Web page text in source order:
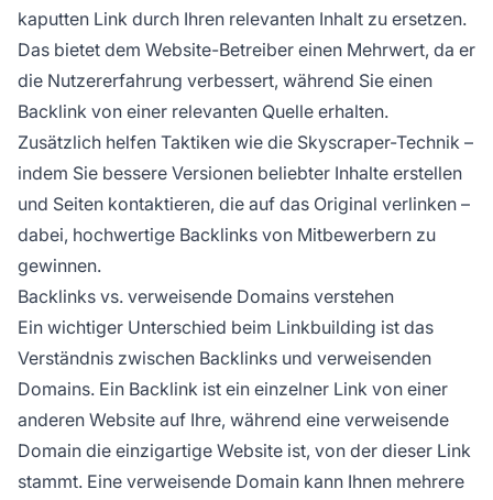
kaputten Link durch Ihren relevanten Inhalt zu ersetzen.
Das bietet dem Website-Betreiber einen Mehrwert, da er
die Nutzererfahrung verbessert, während Sie einen
Backlink von einer relevanten Quelle erhalten.
Zusätzlich helfen Taktiken wie die Skyscraper-Technik –
indem Sie bessere Versionen beliebter Inhalte erstellen
und Seiten kontaktieren, die auf das Original verlinken –
dabei, hochwertige Backlinks von Mitbewerbern zu
gewinnen.
Backlinks vs. verweisende Domains verstehen
Ein wichtiger Unterschied beim Linkbuilding ist das
Verständnis zwischen Backlinks und verweisenden
Domains. Ein Backlink ist ein einzelner Link von einer
anderen Website auf Ihre, während eine verweisende
Domain die einzigartige Website ist, von der dieser Link
stammt. Eine verweisende Domain kann Ihnen mehrere